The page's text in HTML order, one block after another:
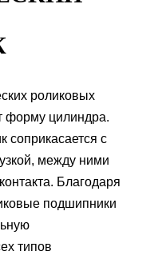
роликовых
форму цилиндра.
соприкасается с
между ними
Благодаря
подшипники
типов